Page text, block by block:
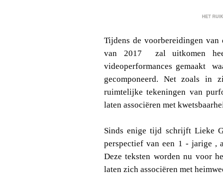
Tijdens de voorbereidingen
van 2017 zal uitkomen
videoperformances gemaakt
gecomponeerd. Net zoals in
ruimtelijke tekeningen van
laten associëren met
Sinds enige tijd schrijft Lieke
perspectief van een 1 - jarige ,
Deze teksten worden nu voor
laten zich associëren met